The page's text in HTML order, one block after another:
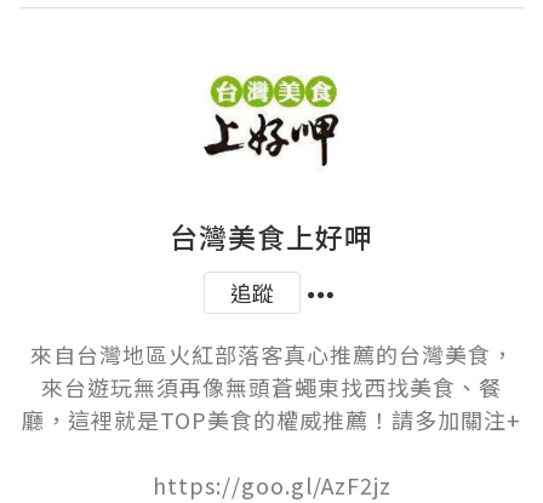
台灣美食上好呷
追蹤
來自台灣地區火紅部落客真心推薦的台灣美食，
來台遊玩無須再像無頭蒼蠅東找西找美食、餐
廳，這裡就是TOP美食的權威推薦！請多加關注+
https://goo.gl/AzF2jz